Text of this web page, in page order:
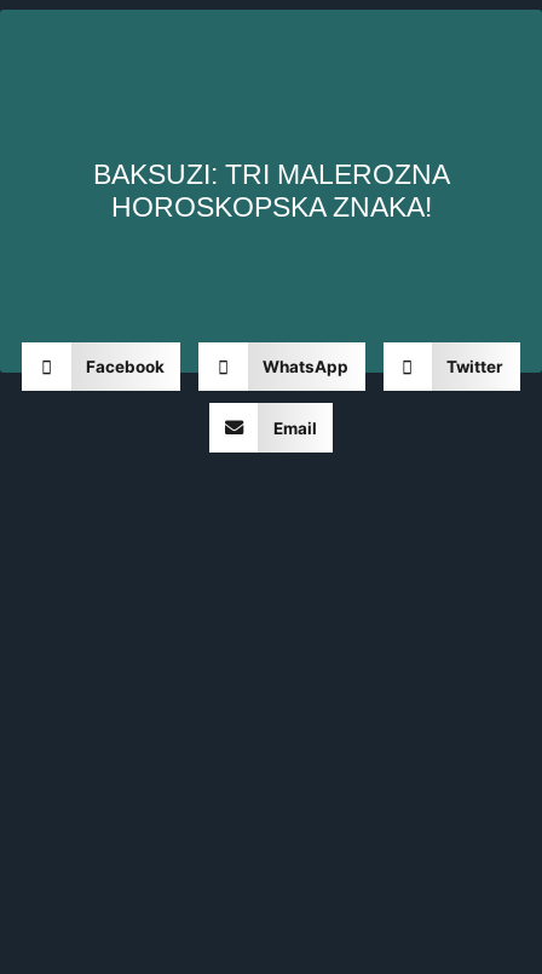
BAKSUZI: TRI MALEROZNA
HOROSKOPSKA ZNAKA!
Facebook WhatsApp Twitter
Email